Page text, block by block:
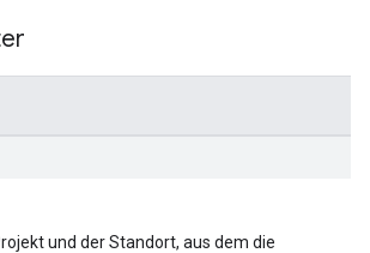
und der Standort, aus dem die